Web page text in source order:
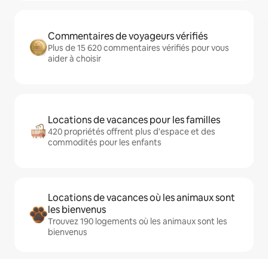
Commentaires de voyageurs vérifiés
Plus de 15 620 commentaires vérifiés pour vous
aider à choisir
Locations de vacances pour les familles
420 propriétés offrent plus d'espace et des
commodités pour les enfants
Locations de vacances où les animaux sont
les bienvenus
Trouvez 190 logements où les animaux sont les
bienvenus